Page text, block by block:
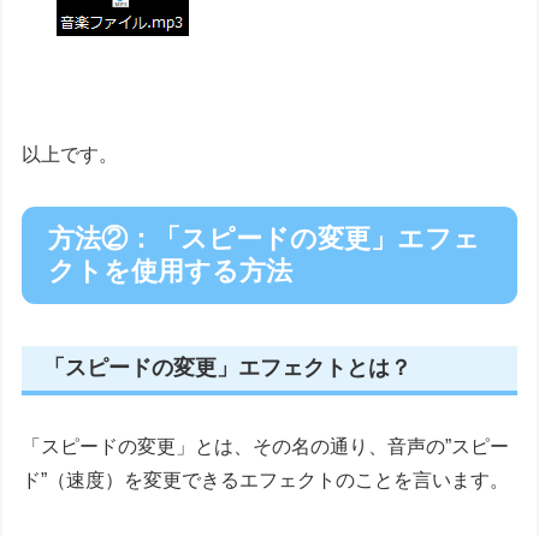
以上です。
方法②：「スピードの変更」エフェ
クトを使用する方法
「スピードの変更」エフェクトとは？
「スピードの変更」とは、その名の通り、音声の”スピー
ド”（速度）を変更できるエフェクトのことを言います。